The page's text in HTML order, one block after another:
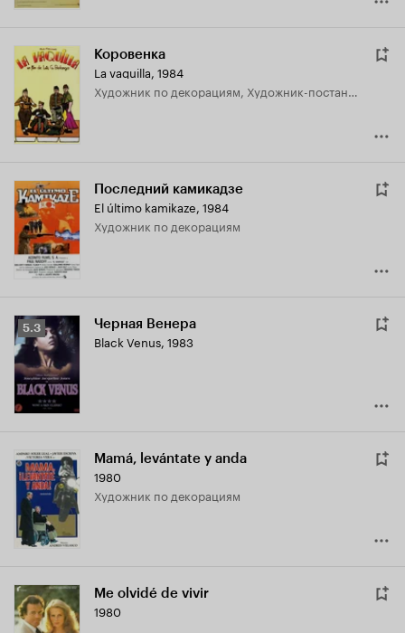
Коровенка
La vaquilla, 1984
Художник по декорациям, Художник-постановщик
Последний камикадзе
El último kamikaze, 1984
Художник по декорациям
Рейтинг
Кинопоиска
5.3
5.3 Черная Венера
Black Venus, 1983
Mamá, levántate y anda
1980
Художник по декорациям
Me olvidé de vivir
1980